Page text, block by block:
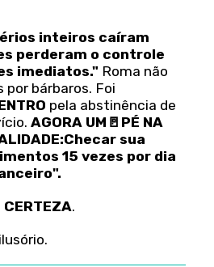
inteiros caíram
perderam o controle
imediatos." Roma não
bárbaros. Foi
pela abstinência de
AGORA UM🚪 PÉ NA
Checar sua
15 vezes por dia
CERTEZA.